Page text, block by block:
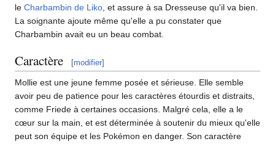
le Charbambin de Liko, et assure à sa Dresseuse qu'il va bien.
La soignante ajoute même qu'elle a pu constater que
Charbambin avait eu un beau combat.
Caractère [modifier]
Mollie est une jeune femme posée et sérieuse. Elle semble
avoir peu de patience pour les caractères étourdis et distraits,
comme Friede à certaines occasions. Malgré cela, elle a le
cœur sur la main, et est déterminée à soutenir du mieux qu'elle
peut son équipe et les Pokémon en danger. Son caractère